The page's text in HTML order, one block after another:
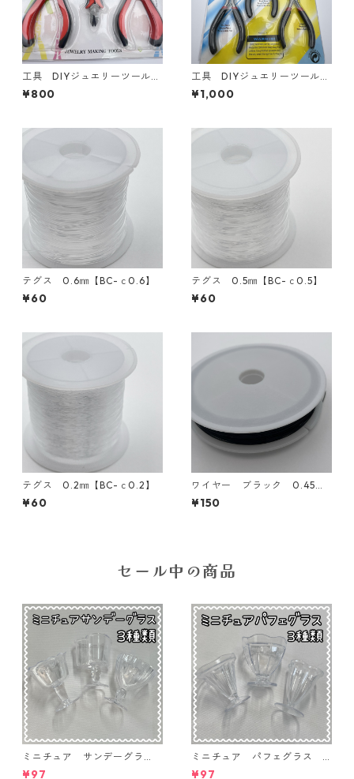
工具 DIYジュエリーツール
3本セット【TL-3ｓ】
¥800
工具 DIYジュエリーツール
5本セット【TL-5ｓ】
¥1,000
テグス 0.6㎜【BC-ｃ0.6】
¥60
テグス 0.5㎜【BC-ｃ0.5】
¥60
テグス 0.2㎜【BC-ｃ0.2】
¥60
ワイヤー ブラック 0.45㎜
【WR-045b】
¥150
セール中の商品
ミニチュア サンデーグラ
ス 3個入り【MNT-GLS-3P-
¥97
ミニチュア パフェグラス 3
個入り【MNT-GLS-3P-03】
¥97